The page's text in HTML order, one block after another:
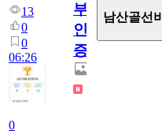
13
0
0
06:26
0
부
인
증
남산골선비